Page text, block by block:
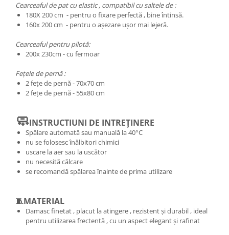
Cearceaful de pat cu elastic , compatibil cu saltele de :
180X 200 cm - pentru o fixare perfectă , bine întinsă.
160x 200 cm - pentru o așezare ușor mai lejeră.
Cearceaful pentru pilotă:
200x 230cm - cu fermoar
Fețele de pernă :
2 fețe de pernă - 70x70 cm
2 fețe de pernă - 55x80 cm
🧼INSTRUCTIUNI DE INTREȚINERE
Spălare automată sau manuală la 40°C
nu se folosesc înălbitori chimici
uscare la aer sau la uscător
nu necesită călcare
se recomandă spălarea înainte de prima utilizare
🧵MATERIAL
Damasc finetat , placut la atingere , rezistent și durabil , ideal
pentru utilizarea frectentă , cu un aspect elegant și rafinat